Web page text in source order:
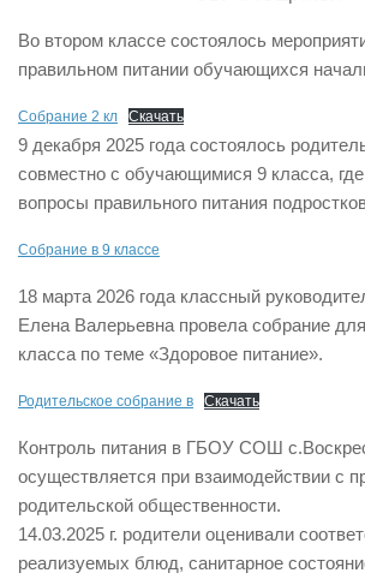
Во втором классе состоялось
правильном питании обучающихся
Собрание 2 кл Скачать
9 декабря 2025 года состоялось
совместно с обучающимися 9 класса, где
вопросы правильного питания
Собрание в 9 классе
18 марта 2026 года классный
Елена Валерьевна провела собрание
класса по теме «Здоровое питание».
Родительское собрание в Скачать
Контроль питания в ГБОУ СОШ
осуществляется при взаимодействии с
родительской общественности.
14.03.2025 г. родители оценивали
реализуемых блюд, санитарное